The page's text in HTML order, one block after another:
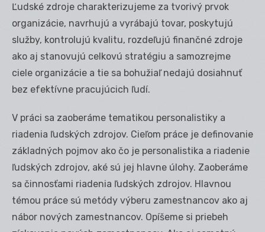
Ľudské zdroje charakterizujeme za tvorivý prvok
organizácie, navrhujú a vyrábajú tovar, poskytujú
služby, kontrolujú kvalitu, rozdeľujú finančné zdroje
ako aj stanovujú celkovú stratégiu a samozrejme
ciele organizácie a tie sa bohužiaľ nedajú dosiahnuť
bez efektívne pracujúcich ľudí.
V práci sa zaoberáme tematikou personalistiky a
riadenia ľudských zdrojov. Cieľom práce je definovanie
základných pojmov ako čo je personalistika a riadenie
ľudských zdrojov, aké sú jej hlavne úlohy. Zaoberáme
sa činnosťami riadenia ľudských zdrojov. Hlavnou
témou práce sú metódy výberu zamestnancov ako aj
nábor nových zamestnancov. Opíšeme si priebeh